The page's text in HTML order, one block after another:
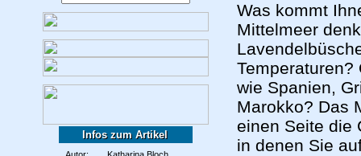
Infos zum Artikel
Was kommt
Mittelmeer
wie Spanien,
Marokko? Das
einen Seite die
in denen Sie